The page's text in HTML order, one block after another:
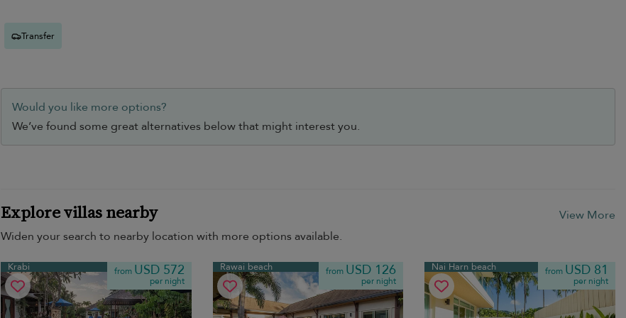
Transfer
Would you like more options?
We’ve found some great alternatives below that might interest you.
Explore villas nearby
View More
Widen your search to nearby location with more options available.
Krabi from USD 572
per night
Rawai beach from USD 126
per night
Nai Harn beach from USD 81
per night